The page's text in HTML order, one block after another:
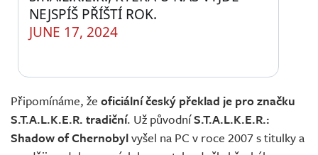
NEJSPÍŠ PŘÍŠTÍ ROK.
JUNE 17, 2024
Připomínáme, že oficiální český překlad je pro značku
S.T.A.L.K.E.R. tradiční. Už původníS.T.A.L.K.E.R.:
Shadow of Chernobylvyšel na PC v roce 2007 s titulky a